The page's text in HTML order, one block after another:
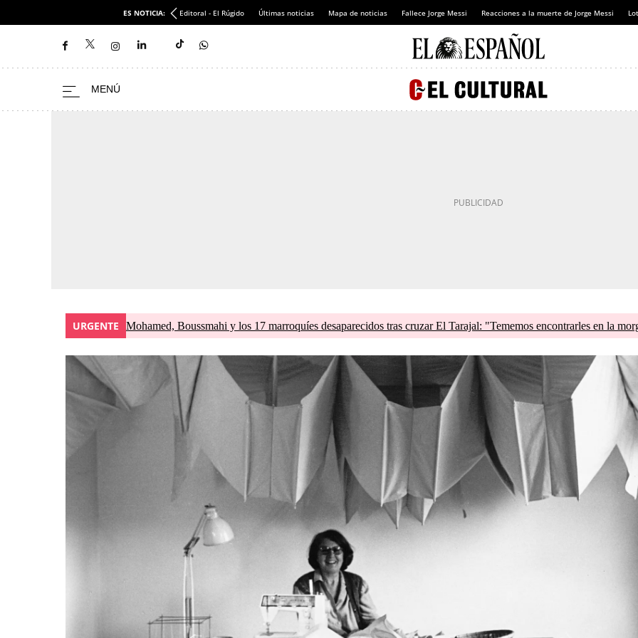
ES NOTICIA: Editoral - El Rúgido Últimas noticias Mapa de noticias Fallece Jorge Messi Reacciones a la muerte de Jorge Messi
URGENTE Mohamed, Boussmahi y los 17 marroquíes desaparecidos tras cruzar El Tarajal: "Tememos encontrarles en la